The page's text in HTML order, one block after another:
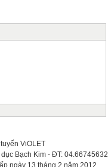
ViOLET
Bạch Kim - ĐT: 04.66745632
ngày 13 tháng 2 năm 2012